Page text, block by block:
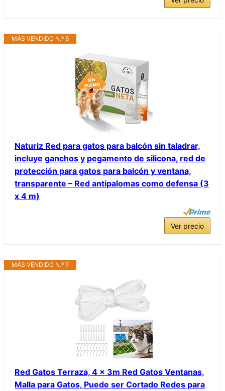
MÁS VENDIDO N.º 6
Naturiz Red para gatos para balcón sin taladrar,
incluye ganchos y pegamento de silicona, red de
protección para gatos para balcón y ventana,
transparente – Red antipalomas como defensa (3
x 4 m)
Ver precio
MÁS VENDIDO N.º 7
Red Gatos Terraza, 4 x 3m Red Gatos Ventanas,
Malla para Gatos, Puede ser Cortado Redes para